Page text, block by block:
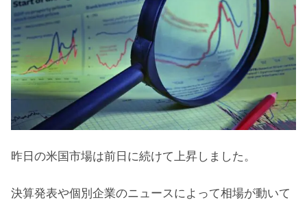
S&P500チャート分析
米国市場のトピックス
予想を下回った6月の小売売上高
マイクロソフト企業向けAIツール価格
発表
7月の注目イベントについて
まとめ
昨日の米国市場は前日に続けて上昇しました。
決算発表や個別企業のニュースによって相場が動いて